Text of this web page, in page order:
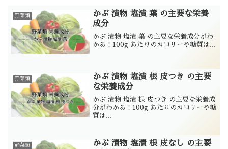
野菜類
かぶ 漬物 塩漬 葉 の主要な栄養
成分
かぶ 漬物 塩漬 葉 の主要な栄養成分がわ
かる！100g あたりのカロリーや糖質は...
野菜類
かぶ 漬物 塩漬 根 皮つき の主要
な栄養成分
かぶ 漬物 塩漬 根 皮つき の主要な栄養成
分がわかる！100g あたりのカロリーや糖
質は...
野菜類
かぶ 漬物 塩漬 根 皮なし の主要